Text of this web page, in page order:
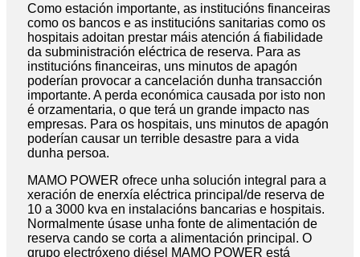
Como estación importante, as institucións financeiras
como os bancos e as institucións sanitarias como os
hospitais adoitan prestar máis atención á fiabilidade
da subministración eléctrica de reserva. Para as
institucións financeiras, uns minutos de apagón
poderían provocar a cancelación dunha transacción
importante. A perda económica causada por isto non
é orzamentaria, o que terá un grande impacto nas
empresas. Para os hospitais, uns minutos de apagón
poderían causar un terrible desastre para a vida
dunha persoa.
MAMO POWER ofrece unha solución integral para a
xeración de enerxía eléctrica principal/de reserva de
10 a 3000 kva en instalacións bancarias e hospitais.
Normalmente úsase unha fonte de alimentación de
reserva cando se corta a alimentación principal. O
grupo electróxeno diésel MAMO POWER está